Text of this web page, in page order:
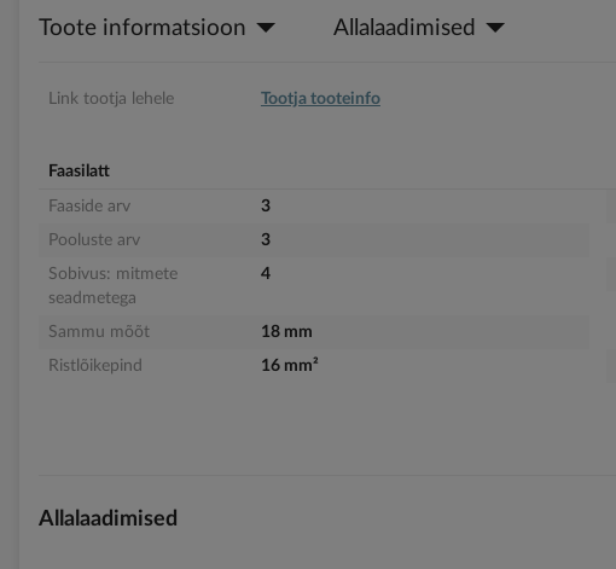
beginning
images
Toote informatsioon Allalaadimised
Link tootja lehele Tootja tooteinfo
Faasilatt
Faaside arv
3
Pooluste arv
3
Sobivus: mitmete
seadmetega
4
Sammu mõõt
18 mm
Ristlõikepind
16 mm²
Allalaadimised